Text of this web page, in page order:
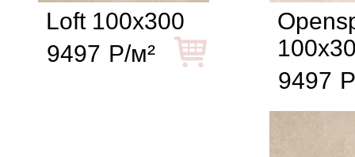
Loft 100x300
9497 Р/м²
9497